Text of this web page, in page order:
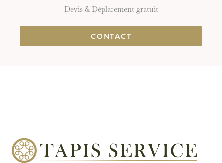
Devis & Déplacement gratuit
CONTACT